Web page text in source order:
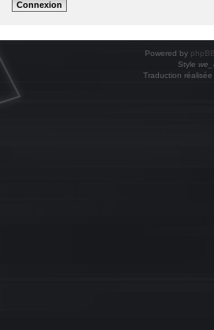
Powered by phpBB
Style
Traduction réalisée